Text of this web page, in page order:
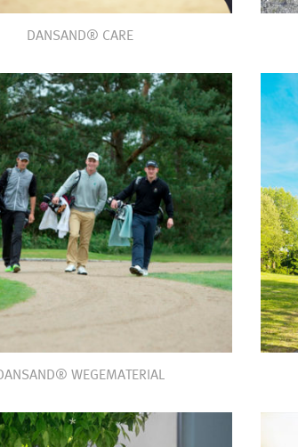
DANSAND® CARE
DANSAND® WEGEMATERIAL